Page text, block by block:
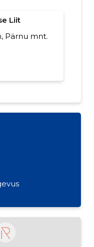
Liit
Pärnu mnt.